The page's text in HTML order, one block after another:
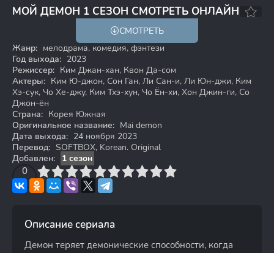
МОЙ ДЕМОН 1 СЕЗОН СМОТРЕТЬ ОНЛАЙН
8.1 7.7
СМОТРЕТЬ
Жанр: мелодрама, комедия, фэнтези
Год выхода: 2023
Режиссер: Ким Джан-хан, Квон Да-сом
Актеры: Ким Ю-джон, Сон Ган, Ли Сан-и, Ли Юн-джи, Ким
Хэ-сук, Чо Хе-джу, Ким Тхэ-хун, Чо Ён-хи, Хон Джин-ги, Со
Джон-ён
Страна: Корея Южная
Оригинальное название: Mai demon
Дата выхода: 24 ноября 2023
Перевод: SOFTBOX, Korean. Original
Добавлен:
1 сезон
0
4 6 7 8 9 10
Описание сериала
Демон теряет демонические способности, когда